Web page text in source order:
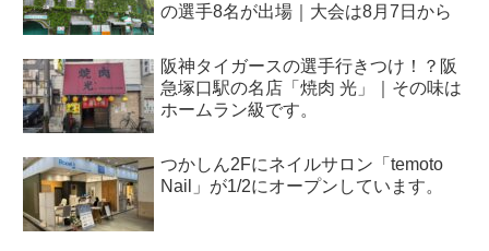
の選手8名が出場｜大会は8月7日から
阪神タイガースの選手行きつけ！？阪
急塚口駅の名店「焼肉 光」｜その味は
ホームラン級です。
つかしん2Fにネイルサロン「temoto
Nail」が1/2にオープンしています。